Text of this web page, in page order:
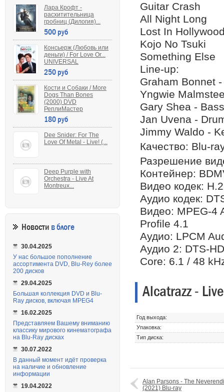
Guitar Crash
All Night Long
Lost In
Kojo No Tsuki
Something Else
Line-up:
Graham Bonnet
Yngwie
Gary Shea - Bass
Jan Uvena -
Jimmy Waldo -
Качество: Blu-
Разрешение
Контейнер:
Видео кодек:
Аудио кодек:
Видео: MPEG-4
Profile 4.1
Аудио: LPCM
Аудио 2: DTS-
Core: 6.1 / 48
Alcatrazz -
Год выхода:
Упаковка:
Тип диска:
Alan Parsons - The
(2021) Blu-ray
Лара Крофт -
расхитительница
гробниц (Дилогия)...
500 руб
Консьерж (Любовь или
деньги) / For Love Or...
UNIVERSAL
250 руб
Кости и Собаки / More
Dogs Than Bones
(2000) DVD
РеплиМастер
180 руб
Dee Snider: For The
Love Of Metal - Live! (...
Deep Purple with
Orchestra - Live At
Montreux...
Новости в блоге
30.04.2025
У нас большое пополнение
ассортимента DVD, Blu-Rey более
200 дисков
29.04.2025
Большая коллекция DVD и Blu-
Ray дисков, включая MPEG4
16.02.2025
Представляем Вашему вниманию
классику мирового кинематографа
на Blu-Ray дисках
30.07.2022
В данный момент идёт проверка
на наличие и обновление
информации
19.04.2022